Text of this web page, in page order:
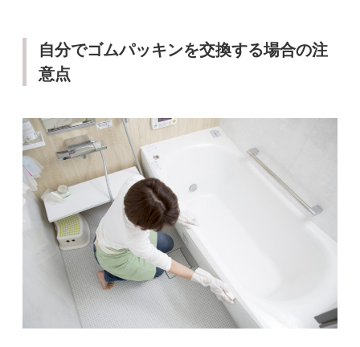
自分でゴムパッキンを交換する場合の注
意点